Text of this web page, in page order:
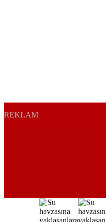
REKLAM